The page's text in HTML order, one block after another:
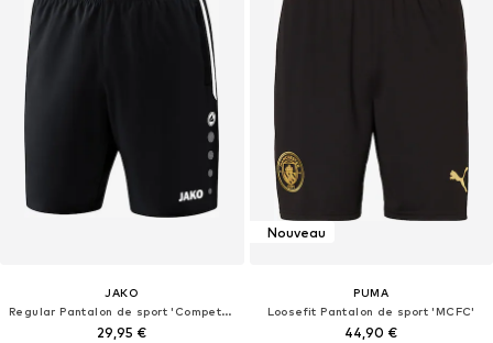
JAKO
Regular Pantalon de sport 'Competition 2.0'
29,95 €
Nouveau
PUMA
Loosefit Pantalon de sport 'MCFC'
44,90 €